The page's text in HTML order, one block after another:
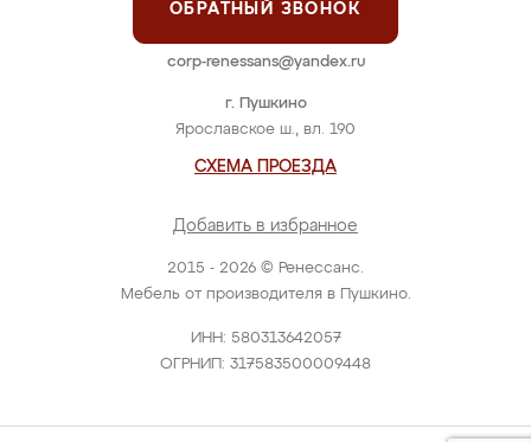
2015 - 2026 © Ренессанс.
Мебель от производителя в Пушкино.
ИНН: 580313642057
ОГРНИП: 317583500009448
г. Пушкино
Ярославское ш., вл. 190
СХЕМА ПРОЕЗДА
Добавить в избранное
ОБРАТНЫЙ ЗВОНОК
corp-renessans@yandex.ru